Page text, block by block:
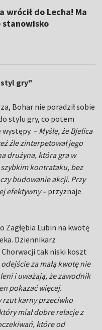
wrócił do Lecha! Ma
stanowisko
gry"
Bohar nie poradził sobie
stylu gry, co potem
występy. – Myślę, że Bjelica
źle zinterpetował jego
drużyna, która gra w
kontrataku, bez
budowanie akcji. Przy
efektywny –przyznaje
Zagłębia Lubin na kwotę
Dziennikarz
tak niski koszt
za małą kwotę nie
i uważają, że zawodnik
pokazać więcej.
rzut karny przeciwko
miał dobre relacje z
które od